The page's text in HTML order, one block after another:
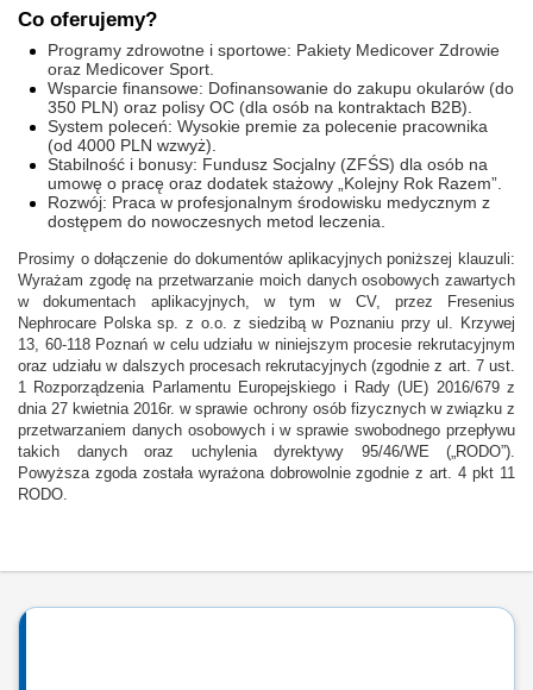
Co oferujemy?
Programy zdrowotne i sportowe: Pakiety Medicover Zdrowie
oraz Medicover Sport.
Wsparcie finansowe: Dofinansowanie do zakupu okularów (do
350 PLN) oraz polisy OC (dla osób na kontraktach B2B).
System poleceń: Wysokie premie za polecenie pracownika
(od 4000 PLN wzwyż).
Stabilność i bonusy: Fundusz Socjalny (ZFŚS) dla osób na
umowę o pracę oraz dodatek stażowy „Kolejny Rok Razem”.
Rozwój: Praca w profesjonalnym środowisku medycznym z
dostępem do nowoczesnych metod leczenia.
Prosimy o dołączenie do dokumentów aplikacyjnych poniższej klauzuli:
Wyrażam zgodę na przetwarzanie moich danych osobowych zawartych
w dokumentach aplikacyjnych, w tym w CV, przez Fresenius
Nephrocare Polska sp. z o.o. z siedzibą w Poznaniu przy ul. Krzywej
13, 60-118 Poznań w celu udziału w niniejszym procesie rekrutacyjnym
oraz udziału w dalszych procesach rekrutacyjnych (zgodnie z art. 7 ust.
1 Rozporządzenia Parlamentu Europejskiego i Rady (UE) 2016/679 z
dnia 27 kwietnia 2016r. w sprawie ochrony osób fizycznych w związku z
przetwarzaniem danych osobowych i w sprawie swobodnego przepływu
takich danych oraz uchylenia dyrektywy 95/46/WE („RODO”).
Powyższa zgoda została wyrażona dobrowolnie zgodnie z art. 4 pkt 11
RODO.